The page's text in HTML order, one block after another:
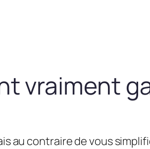
vraiment
au contraire de vous